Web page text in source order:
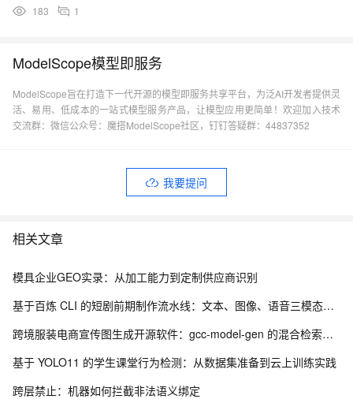
183 1
ModelScope模型即服务
ModelScope旨在打造下一代开源的模型即服务共享平台，为泛AI开发者提供灵
活、易用、低成本的一站式模型服务产品，让模型应用更简单！欢迎加入技术
交流群：微信公众号：魔搭ModelScope社区，钉钉答疑群：44837352
我要提问
相关文章
模具企业GEO实录：从加工能力到定制供应商识别
基于百炼 CLI 的短剧前期制作流水线：文本、图像、语音三模态协同实践
跨境服装电商宣传图生成开源软件：gcc-model-gen 的混合检索与风格继承架构
基于 YOLO11 的学生课堂行为检测：从数据集准备到云上训练实践
跨层禁止：机器如何拦截非法语义绑定